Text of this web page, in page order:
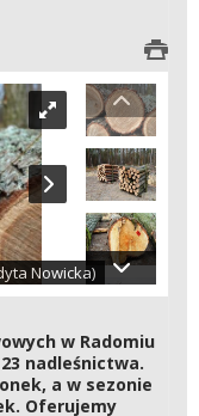
Nowicka)
w Radomiu
nadleśnictwa.
a w sezonie
Oferujemy